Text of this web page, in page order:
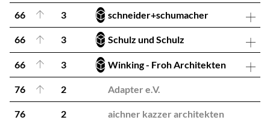
66 3 schneider+schumacher
66 3 Schulz und Schulz
66 3 Winking - Froh Architekten
76 2 Adapter e.V.
76 2 aichner kazzer architekten